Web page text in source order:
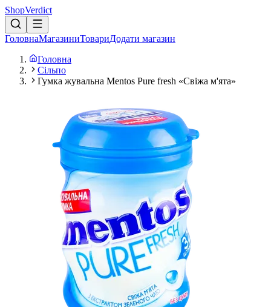
ShopVerdict
ГоловнаМагазиниТовариДодати магазин
Головна
Сільпо
Гумка жувальна Mentos Pure fresh «Свіжа м'ята»